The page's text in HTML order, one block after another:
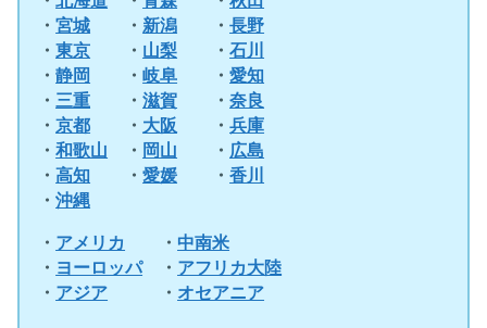
・宮城 ・新潟 ・長野
・東京 ・ 山梨 ・石川
・静岡 ・岐阜 ・愛知
・三重 ・滋賀 ・奈良
・京都 ・ 大阪 ・兵庫
・和歌山 ・ 岡山 ・ 広島
・高知 ・愛媛 ・香川
・沖縄
・ アメリカ ・ 中南米
・ ヨーロッパ・ アフリカ大陸
・ アジア ・ オセアニア